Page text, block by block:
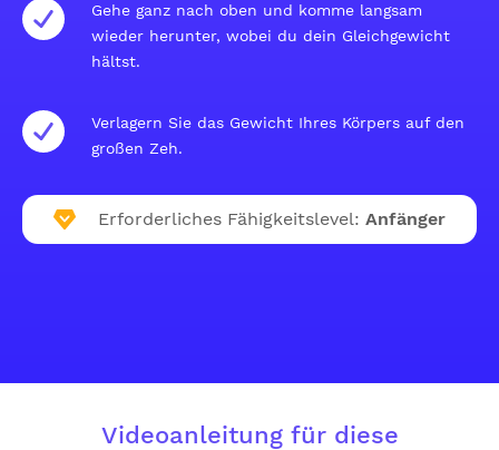
Gehe ganz nach oben und komme langsam
wieder herunter, wobei du dein Gleichgewicht
hältst.
Verlagern Sie das Gewicht Ihres Körpers auf den
großen Zeh.
Erforderliches Fähigkeitslevel: Anfänger
Videoanleitung für diese